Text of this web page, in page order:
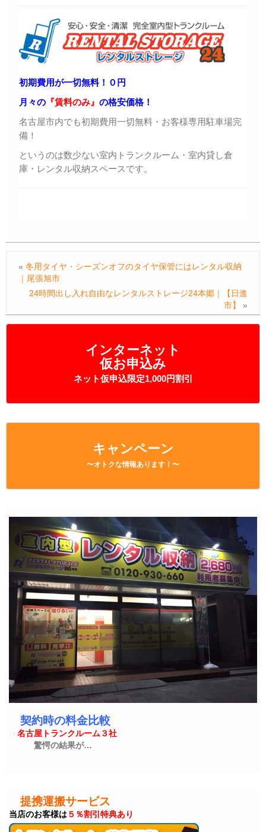
インターネット
仮お申込み
ネット仮申込限定1,000円割引
キャンペーン
〜オトクな情報あります！〜
契約時の料金比較
名古屋トランクルーム３社
驚愕の結果が…
提携運搬サービス
当店のお客様は５％割引特典あり
初期費用が一切無料！０円
月々の 『賃料のみ』 の格安価格！
名古屋市内でも初期費用一切無料・お客様専用駐車場完
備！
というのは数少ない室内トランクルーム・室内貸し倉
庫・レンタル収納スペースです。
« 冬用タイヤ・シーズンオフのタイヤ保管にはレンタル収納
｜尾張旭市
24時間出し入れ自由なレンタルストレージ24本郷｜【日進
市】
»